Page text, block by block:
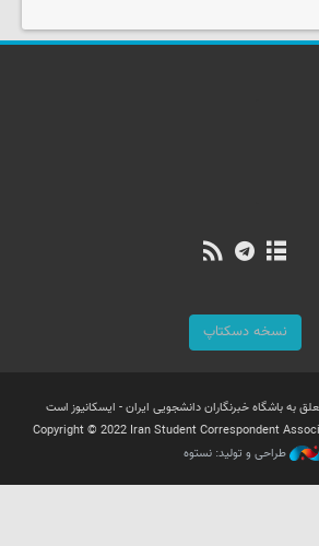
نسخه دسکتاپ
به باشگاه خبرنگاران دانشجویی ایران - ایسکانیوز است
Copyright © 2022 Iran Student Correspondent
طراحی و تولید: نستوه